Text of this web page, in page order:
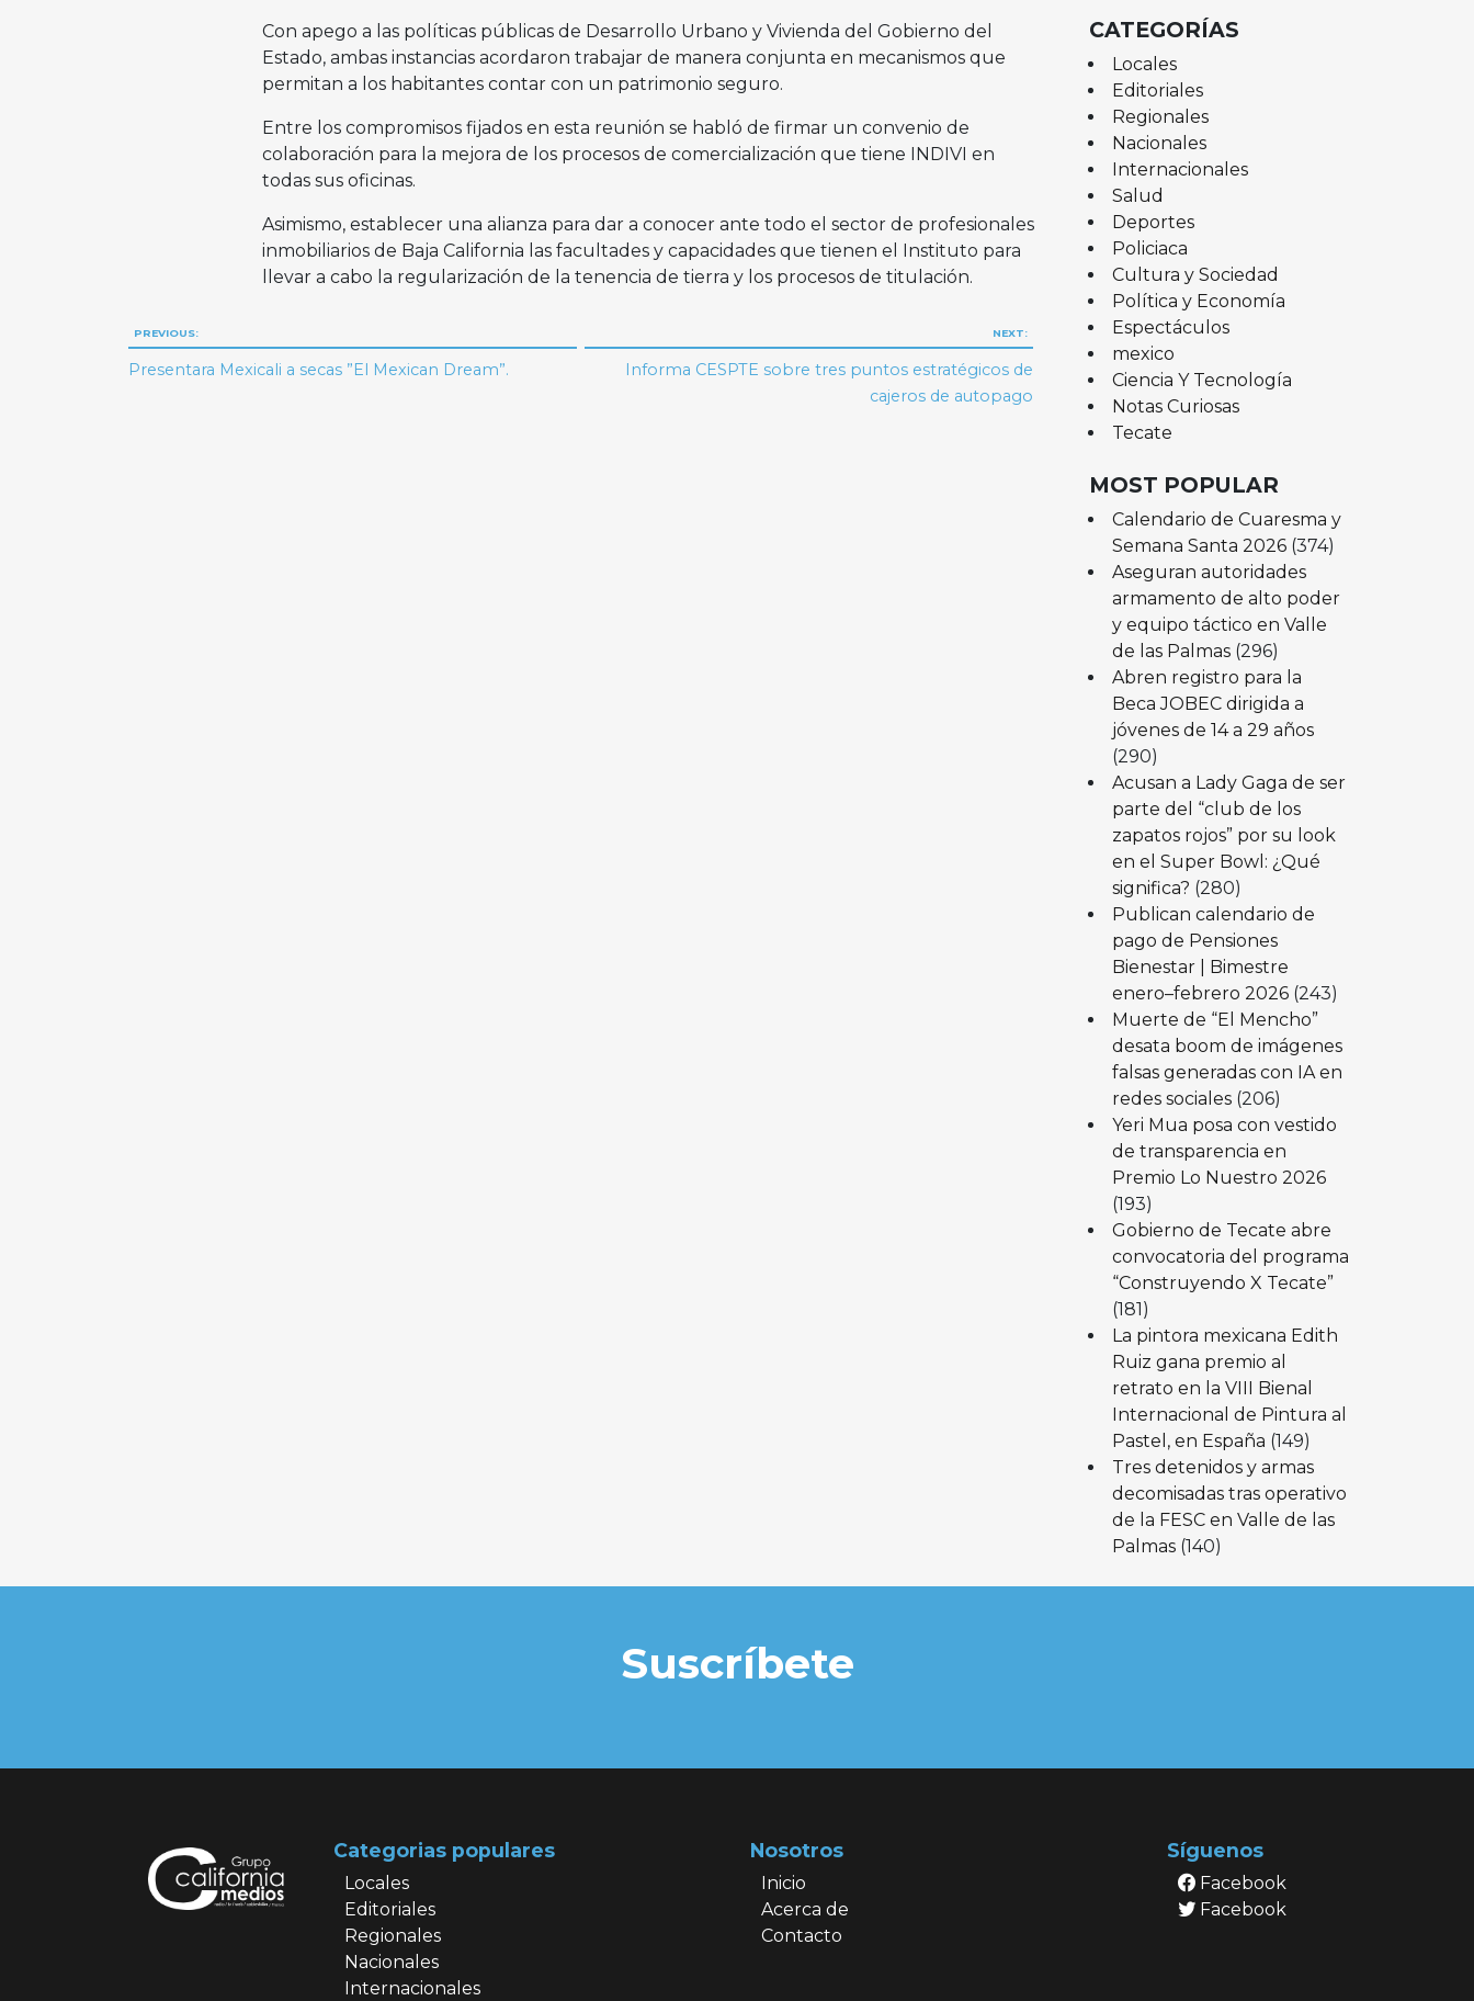
Con apego a las políticas públicas de Desarrollo Urbano y Vivienda del Gobierno del
Estado, ambas instancias acordaron trabajar de manera conjunta en mecanismos que
permitan a los habitantes contar con un patrimonio seguro.
Entre los compromisos fijados en esta reunión se habló de firmar un convenio de
colaboración para la mejora de los procesos de comercialización que tiene INDIVI en
todas sus oficinas.
Asimismo, establecer una alianza para dar a conocer ante todo el sector de profesionales
inmobiliarios de Baja California las facultades y capacidades que tienen el Instituto para
llevar a cabo la regularización de la tenencia de tierra y los procesos de titulación.
Navegación
de
PREVIOUS:
Presentara Mexicali a secas ”El Mexican Dream”.
NEXT:
Informa CESPTE sobre tres puntos estratégicos de
cajeros de autopago
CATEGORÍAS
Locales
Editoriales
Regionales
Nacionales
Internacionales
Salud
Deportes
Policiaca
Cultura y Sociedad
Política y Economía
Espectáculos
mexico
Ciencia Y Tecnología
Notas Curiosas
Tecate
MOST POPULAR
Calendario de Cuaresma y
Semana Santa 2026 (374)
Aseguran autoridades
armamento de alto poder
y equipo táctico en Valle
de las Palmas (296)
Abren registro para la
Beca JOBEC dirigida a
jóvenes de 14 a 29 años
(290)
Acusan a Lady Gaga de ser
parte del “club de los
zapatos rojos” por su look
en el Super Bowl: ¿Qué
significa? (280)
Publican calendario de
pago de Pensiones
Bienestar | Bimestre
enero–febrero 2026 (243)
Muerte de “El Mencho”
desata boom de imágenes
falsas generadas con IA en
redes sociales (206)
Yeri Mua posa con vestido
de transparencia en
Premio Lo Nuestro 2026
(193)
Gobierno de Tecate abre
convocatoria del programa
“Construyendo X Tecate”
(181)
La pintora mexicana Edith
Ruiz gana premio al
retrato en la VIII Bienal
Internacional de Pintura al
Pastel, en España (149)
Tres detenidos y armas
decomisadas tras operativo
de la FESC en Valle de las
Palmas (140)
Suscríbete
Categorias populares
Locales
Editoriales
Regionales
Nacionales
Internacionales
Nosotros
Inicio
Acerca de
Contacto
Síguenos
Facebook
Facebook